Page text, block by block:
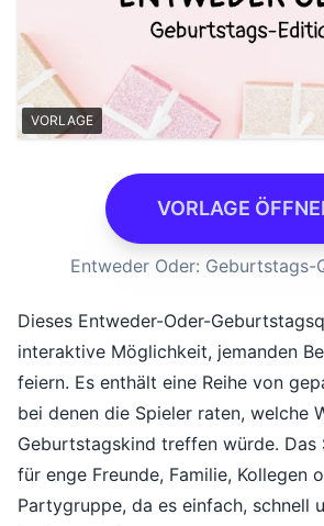
VORLAGE
VORLAGE
Entweder Oder: Geburtstags-
Dieses Entweder-Oder-
interaktive Möglichkeit, jemanden
feiern. Es enthält eine Reihe von
bei denen die Spieler raten, welche
Geburtstagskind treffen würde. Das
für enge Freunde, Familie, Kollegen
Partygruppe, da es einfach, schnell